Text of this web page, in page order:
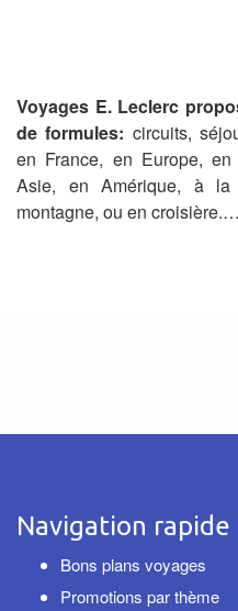
Voyages E. Leclerc
de formules: circuits,
en France, en Europe,
Asie, en Amérique, à
montagne, ou en croisière.…
Navigation rapide
Bons plans voyages
Promotions par thème